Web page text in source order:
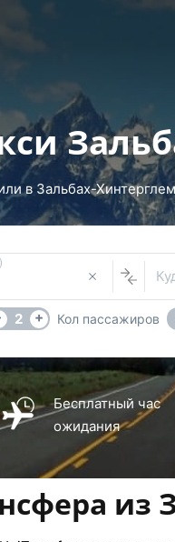
в Зальбах-
2 + Кол пассажиров
Бесплатный час
ожидания
из